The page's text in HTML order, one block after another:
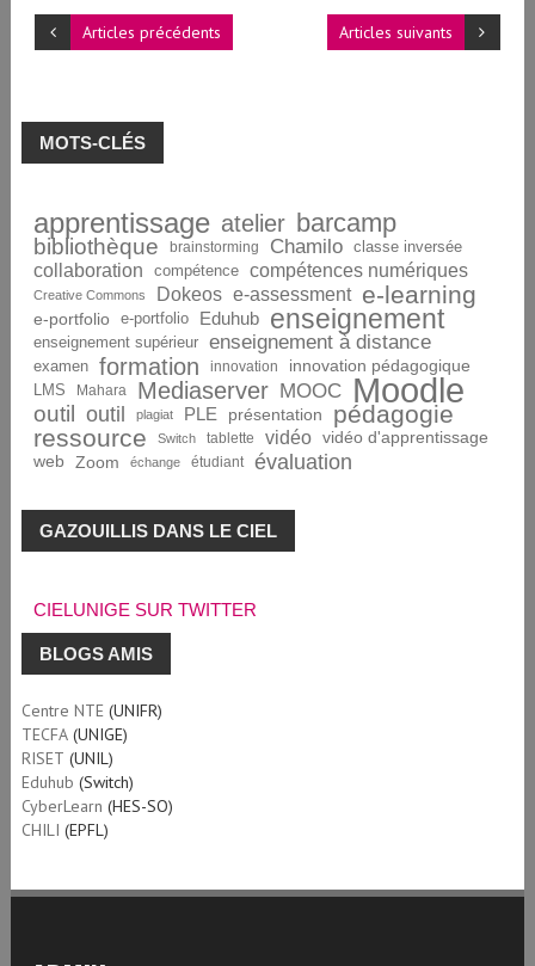
Articles suivants
Articles précédents
MOTS-CLÉS
apprentissage atelier barcamp
bibliothèque brainstorming Chamilo classe inversée
collaboration compétence compétences numériques
Creative Commons Dokeos e-assessment e-learning
e-portfolio e-portfolio Eduhub enseignement
enseignement supérieur enseignement à distance
examen formation innovation innovation pédagogique
LMS Mahara Mediaserver MOOC Moodle
outil outil plagiat PLE présentation
pédagogie
ressource
Switch tablette vidéo
vidéo d'apprentissage
web
Zoom échange étudiant évaluation
GAZOUILLIS DANS LE CIEL
CIELUNIGE SUR TWITTER
BLOGS AMIS
Centre NTE(UNIFR)
TECFA(UNIGE)
RISET (UNIL)
Eduhub (Switch)
CyberLearn (HES-SO)
CHILI (EPFL)